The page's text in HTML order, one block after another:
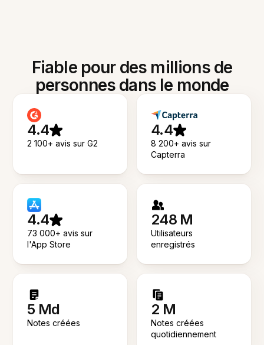
Fiable pour des millions de
personnes dans le monde
4.4
2 100+ avis sur G2
4.4
8 200+ avis sur
Capterra
4.4
73 000+ avis sur
l'App Store
248 M
Utilisateurs
enregistrés
5 Md
Notes créées
2 M
Notes créées
quotidiennement